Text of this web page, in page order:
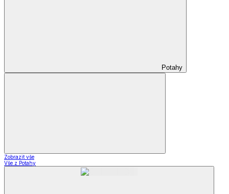
Potahy
Zobrazit vše
Vše z Potahy